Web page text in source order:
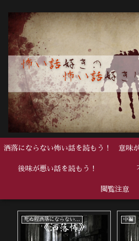
洒落にならない怖い話を読もう！ 意味
後味が悪い話を読もう！
閲覧注意
死ぬ程洒落にならない怖い話 中編